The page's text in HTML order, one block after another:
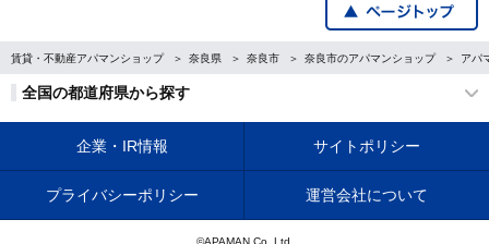
賃貸・不動産アパマンショップ 奈良県 奈良市 奈良市のアパマンショップ アパ
全国の都道府県から探す
企業・IR情報 サイトポリシー
プライバシーポリシー 運営会社について
©APAMAN Co.,Ltd.